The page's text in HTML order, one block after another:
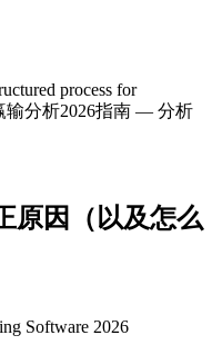
原因（以及怎么